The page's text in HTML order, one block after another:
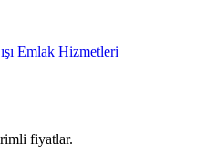
fiyatlar.